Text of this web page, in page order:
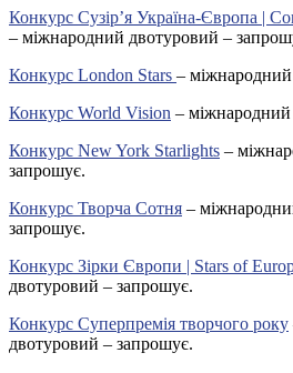
Конкурс Сузір’я Україна-Європа |
– міжнародний двотуровий –
Конкурс London Stars –
Конкурс World Vision –
Конкурс New York Starlights –
запрошує.
Конкурс Творча Сотня –
запрошує.
Конкурс Зірки Європи | Stars of
двотуровий – запрошує.
Конкурс Суперпремія творчого року
двотуровий – запрошує.